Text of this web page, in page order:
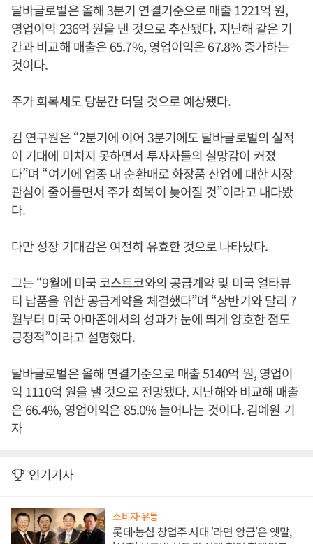
달바글로벌은 올해 3분기 연결기준으로 매출 1221억 원,
영업이익 236억 원을 낸 것으로 추산됐다. 지난해 같은 기
간과 비교해 매출은 65.7%, 영업이익은 67.8% 증가하는
것이다.
주가 회복세도 당분간 더딜 것으로 예상됐다.
김 연구원은 “2분기에 이어 3분기에도 달바글로벌의 실적
이 기대에 미치지 못하면서 투자자들의 실망감이 커졌
다”며 “여기에 업종 내 순환매로 화장품 산업에 대한 시장
관심이 줄어들면서 주가 회복이 늦어질 것”이라고 내다봤
다.
다만 성장 기대감은 여전히 유효한 것으로 나타났다.
그는 “9월에 미국 코스트코와의 공급계약 및 미국 얼타뷰
티 납품을 위한 공급계약을 체결했다”며 “상반기와 달리 7
월부터 미국 아마존에서의 성과가 눈에 띄게 양호한 점도
긍정적”이라고 설명했다.
달바글로벌은 올해 연결기준으로 매출 5140억 원, 영업이
익 1110억 원을 낼 것으로 전망됐다. 지난해와 비교해 매출
은 66.4%, 영업이익은 85.0% 늘어나는 것이다. 김예원 기
자
인기기사
소비자·유통
롯데·농심 창업주 시대 '라면 앙금'은 옛말,